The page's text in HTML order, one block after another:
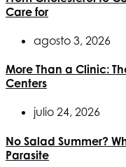
Care for
agosto 3, 2026
More Than a Clinic:
Centers
julio 24, 2026
No Salad Summer?
Parasite